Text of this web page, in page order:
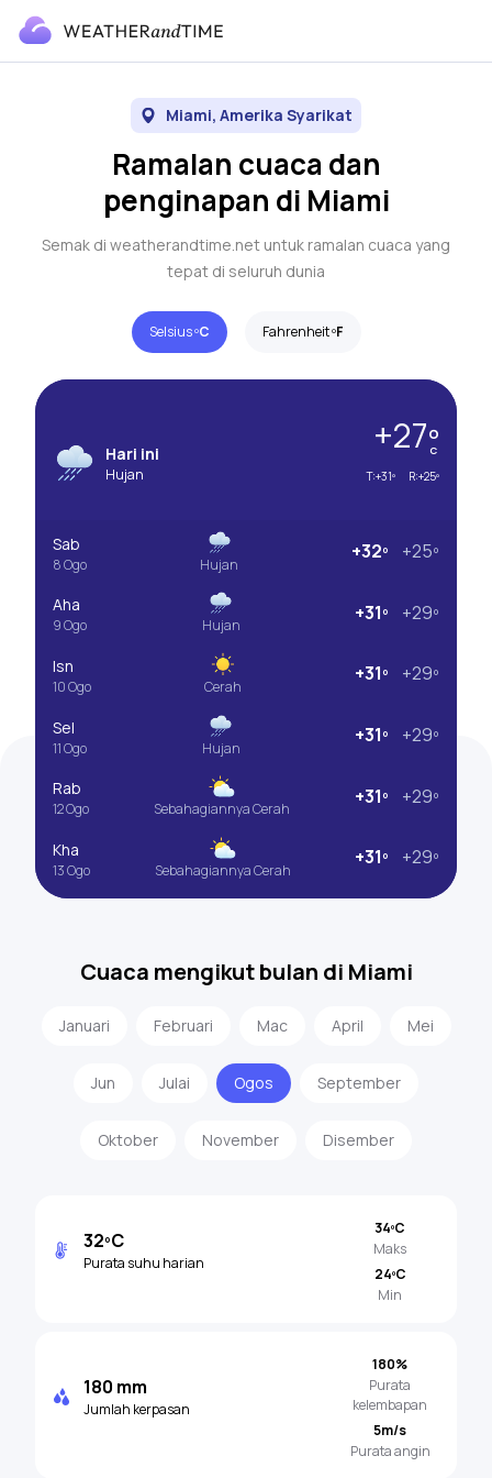
Miami, Amerika Syarikat
Ramalan cuaca dan
penginapan di Miami
Semak di weatherandtime.net untuk ramalan cuaca yang
tepat di seluruh dunia
Selsius ºC Fahrenheit ºF
Hari ini
Hujan
+27º
C
T:+31º R:+25º
Sab
8 Ogo Hujan
+32º +25º
Aha
9 Ogo Hujan
+31º +29º
Isn
10 Ogo Cerah
+31º +29º
Sel
11 Ogo Hujan
+31º +29º
Rab
12 Ogo Sebahagiannya Cerah
+31º +29º
Kha
13 Ogo Sebahagiannya Cerah
+31º +29º
Cuaca mengikut bulan di Miami
Januari Februari Mac April Mei
Jun Julai Ogos September
Oktober November Disember
32ºC
Purata suhu harian
34ºC
Maks
24ºC
Min
180 mm
Jumlah kerpasan
180%
Purata
kelembapan
5m/s
Purata angin